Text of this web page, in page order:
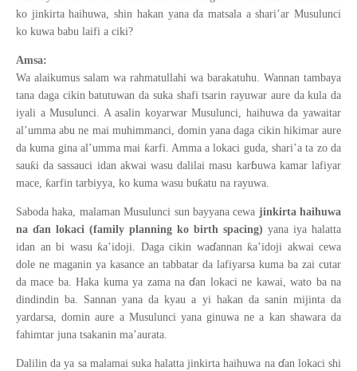
ko jinkirta haihuwa, shin hakan yana da matsala a shari’ar Musulunci
ko kuwa babu laifi a ciki?
Amsa:
Wa alaikumus salam wa rahmatullahi wa barakatuhu. Wannan tambaya
tana daga cikin batutuwan da suka shafi tsarin rayuwar aure da kula da
iyali a Musulunci. A asalin koyarwar Musulunci, haihuwa da yawaitar
al’umma abu ne mai muhimmanci, domin yana daga cikin hikimar aure
da kuma gina al’umma mai ƙarfi. Amma a lokaci guda, shari’a ta zo da
sauƙi da sassauci idan akwai wasu dalilai masu karɓuwa kamar lafiyar
mace, ƙarfin tarbiyya, ko kuma wasu buƙatu na rayuwa.
Saboda haka, malaman Musulunci sun bayyana cewa jinkirta haihuwa
na ɗan lokaci (family planning ko birth spacing) yana iya halatta
idan an bi wasu ƙa’idoji. Daga cikin waɗannan ƙa’idoji akwai cewa
dole ne maganin ya kasance an tabbatar da lafiyarsa kuma ba zai cutar
da mace ba. Haka kuma ya zama naɗan lokaci ne kawai, wato ba na
dindindin ba. Sannan yana da kyau a yi hakan da sanin mijinta da
yardarsa, domin aure a Musulunci yana ginuwa ne a kan shawara da
fahimtar juna tsakanin ma’aurata.
Dalilin da ya sa malamai suka halatta jinkirta haihuwa na ɗan lokaci shi